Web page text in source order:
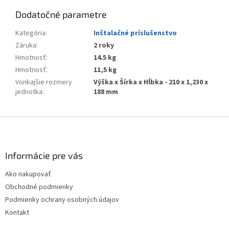
Dodatočné parametre
Kategória:
Inštalačné príslušenstvo
Záruka:
2 roky
Hmotnosť:
14.5 kg
Hmotnosť:
11,5 kg
Vonkajšie rozmery
jednotka:
Výška x Šírka x Hĺbka - 210 x 1,230 x
188 mm
Informácie pre vás
Ako nakupovať
Obchodné podmienky
Podmienky ochrany osobných údajov
Kontakt